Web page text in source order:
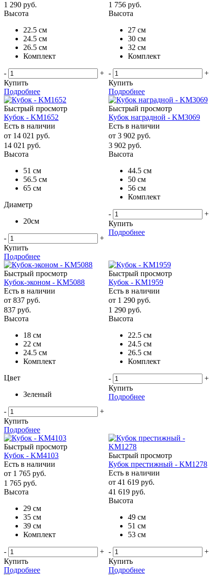
1 290 руб.
Высота
22.5 см
24.5 см
26.5 см
Комплект
-
+
Купить
Подробнее
1 756 руб.
Высота
27 см
30 см
32 см
Комплект
-
+
Купить
Подробнее
Быстрый просмотр
Кубок - KM1652
Есть в наличии
от 14 021 руб.
14 021 руб.
Высота
51 см
56.5 см
65 см
Диаметр
20см
-
+
Купить
Подробнее
Быстрый просмотр
Кубок наградной - KM3069
Есть в наличии
от 3 902 руб.
3 902 руб.
Высота
44.5 см
50 см
56 см
Комплект
-
+
Купить
Подробнее
Быстрый просмотр
Кубок-эконом - KM5088
Есть в наличии
от 837 руб.
837 руб.
Высота
18 см
22 см
24.5 см
Комплект
Цвет
Зеленый
-
+
Купить
Подробнее
Быстрый просмотр
Кубок - KM1959
Есть в наличии
от 1 290 руб.
1 290 руб.
Высота
22.5 см
24.5 см
26.5 см
Комплект
-
+
Купить
Подробнее
Быстрый просмотр
Кубок - KM4103
Есть в наличии
от 1 765 руб.
1 765 руб.
Высота
29 см
35 см
39 см
Комплект
-
+
Купить
Подробнее
Быстрый просмотр
Кубок престижный - KM1278
Есть в наличии
от 41 619 руб.
41 619 руб.
Высота
49 см
51 см
53 см
-
+
Купить
Подробнее